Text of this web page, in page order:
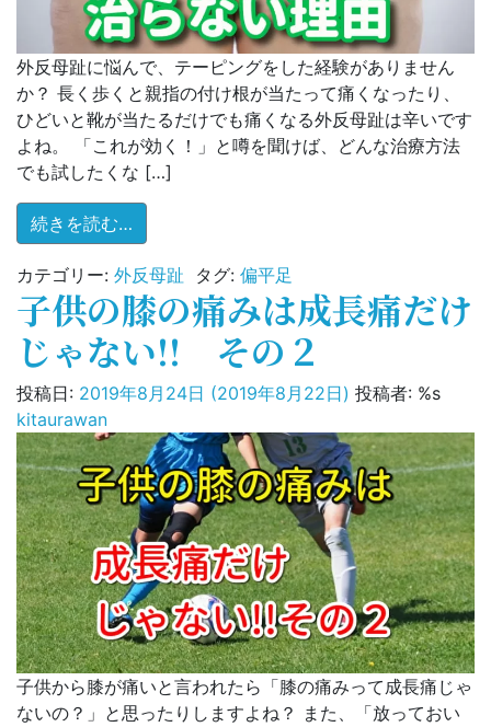
外反母趾に悩んで、テーピングをした経験がありません
か？ 長く歩くと親指の付け根が当たって痛くなったり、
ひどいと靴が当たるだけでも痛くなる外反母趾は辛いです
よね。 「これが効く！」と噂を聞けば、どんな治療方法
でも試したくな […]
続きを読む…
カテゴリー: 外反母趾 タグ: 偏平足
子供の膝の痛みは成長痛だけ
じゃない!! その２
投稿日: 2019年8月24日 (2019年8月22日) 投稿者: %s
kitaurawan
子供から膝が痛いと言われたら「膝の痛みって成長痛じゃ
ないの？」と思ったりしますよね？ また、「放っておい